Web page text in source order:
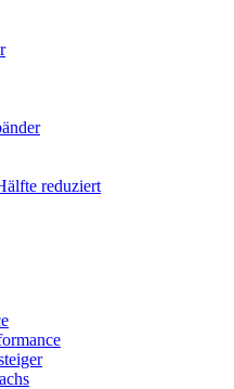
reduziert